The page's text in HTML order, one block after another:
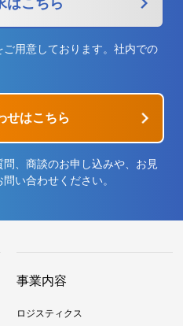
用意しております。社内での
せはこちら
、商談のお申し込みや、お見
い合わせください。
事業内容
ロジスティクス